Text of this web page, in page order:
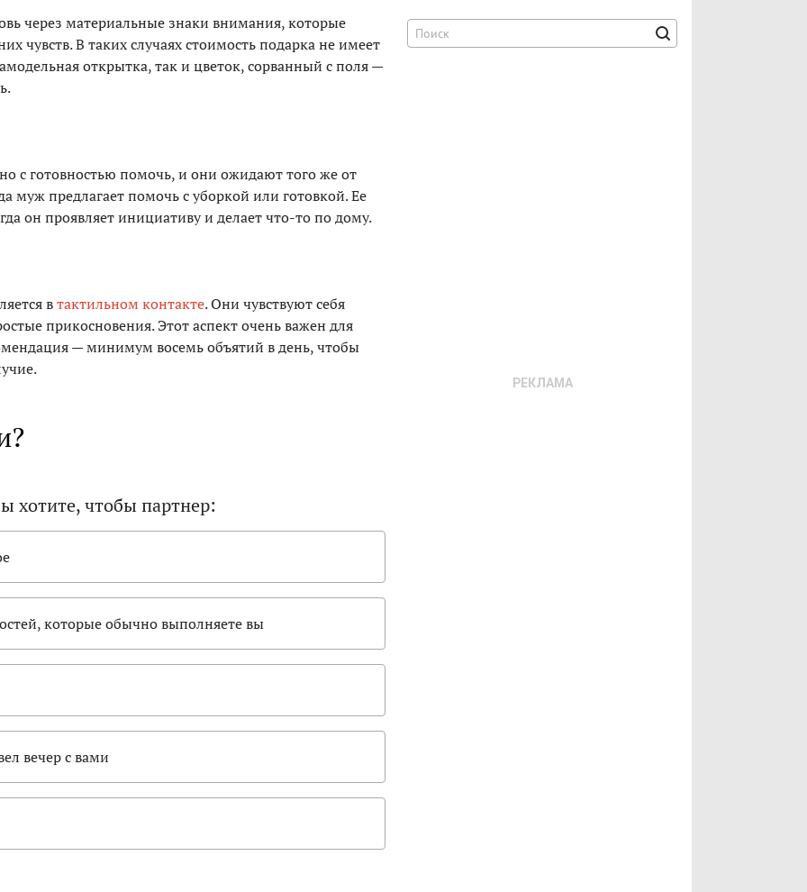
через материальные знаки внимания, которые
чувств. В таких случаях стоимость подарка не имеет
открытка, так и цветок, сорванный с поля —
с готовностью помочь, и они ожидают того же от
муж предлагает помочь с уборкой или готовкой. Ее
он проявляет инициативу и делает что-то по дому.
втактильном контакте. Они чувствуют себя
прикосновения. Этот аспект очень важен для
— минимум восемь объятий в день, чтобы
хотите, чтобы партнер:
которые обычно выполняете вы
вечер с вами